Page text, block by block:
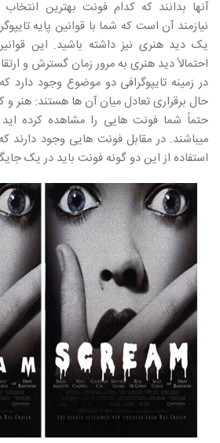
آنها بدانند که کدام فونت بهترین
نیازمند آن است که شما با قوانین پایه
یک دید هنری نیز داشته باشید. این
احتمالاً دید هنری به مرور زمان گسترش و
در زمینه تایپوگرافی دو موضوع وجود
حال برقراری تعادل میان آن ها هستند: هنر و
حتماً شما فونت هایی را مشاهده کرده
میباشند. در مقابل فونت هایی وجود دارند
استفاده از این دو گونه فونت باید در یک